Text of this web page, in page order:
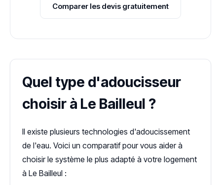
Comparer les devis gratuitement
Quel type d'adoucisseur
choisir à Le Bailleul ?
Il existe plusieurs technologies d'adoucissement
de l'eau. Voici un comparatif pour vous aider à
choisir le système le plus adapté à votre logement
à Le Bailleul :